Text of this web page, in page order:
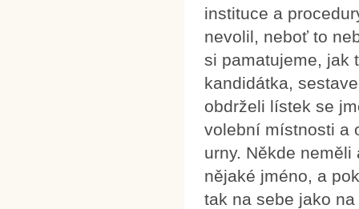
instituce a
nevolil, neboť to
si pamatujeme, jak
kandidátka,
obdrželi lístek se
volební místnosti a
urny. Někde
nějaké jméno, a
tak na sebe jako